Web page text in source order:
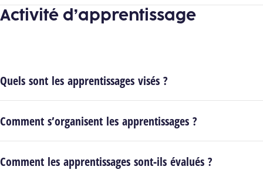
Activité d’apprentissage
Quels sont les apprentissages visés ?
Comment s’organisent les apprentissages ?
Comment les apprentissages sont-ils évalués ?